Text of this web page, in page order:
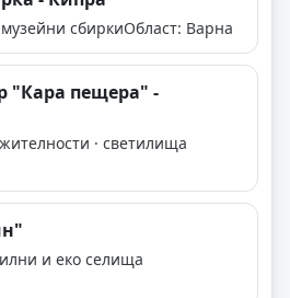
музейни сбиркиОбласт: Варна
"Кара пещера" -
· светилища
и еко селища